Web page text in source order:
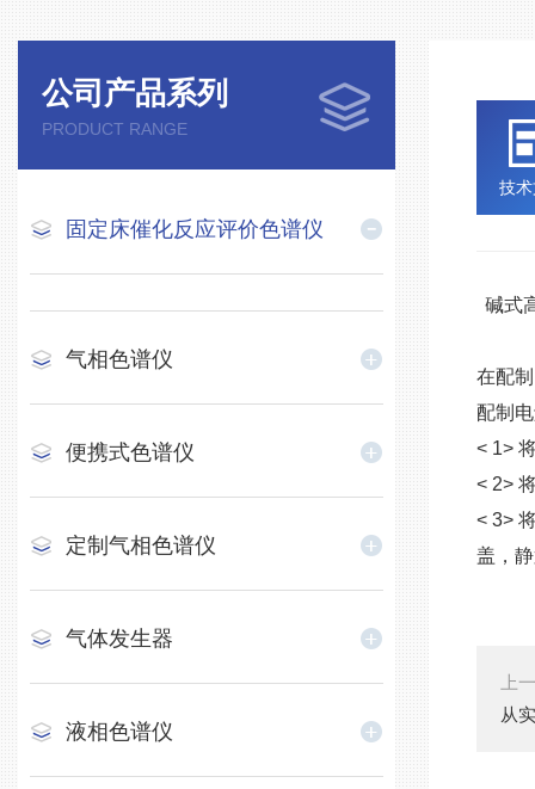
公司产品系列
PRODUCT RANGE
固定床催化反应评价色谱仪
气相色谱仪
便携式色谱仪
定制气相色谱仪
气体发生器
液相色谱仪
技
碱式
在配
配制
< 1>
< 2>
< 3>
盖，
上
从